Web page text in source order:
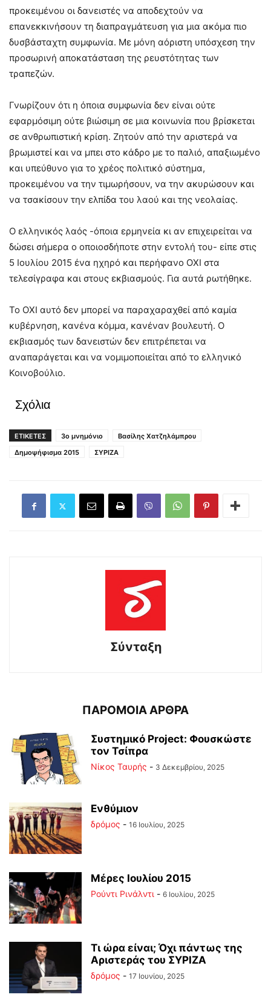
προκειμένου οι δανειστές να αποδεχτούν να
επανεκκινήσουν τη διαπραγμάτευση για μια ακόμα πιο
δυσβάσταχτη συμφωνία. Με μόνη αόριστη υπόσχεση την
προσωρινή αποκατάσταση της ρευστότητας των
τραπεζών.
Γνωρίζουν ότι η όποια συμφωνία δεν είναι ούτε
εφαρμόσιμη ούτε βιώσιμη σε μια κοινωνία που βρίσκεται
σε ανθρωπιστική κρίση. Ζητούν από την αριστερά να
βρωμιστεί και να μπει στο κάδρο με το παλιό, απαξιωμένο
και υπεύθυνο για το χρέος πολιτικό σύστημα,
προκειμένου να την τιμωρήσουν, να την ακυρώσουν και
να τσακίσουν την ελπίδα του λαού και της νεολαίας.
Ο ελληνικός λαός -όποια ερμηνεία κι αν επιχειρείται να
δώσει σήμερα ο οποιοσδήποτε στην εντολή του- είπε στις
5 Ιουλίου 2015 ένα ηχηρό και περήφανο ΟΧΙ στα
τελεσίγραφα και στους εκβιασμούς. Για αυτά ρωτήθηκε.
Το ΟΧΙ αυτό δεν μπορεί να παραχαραχθεί από καμία
κυβέρνηση, κανένα κόμμα, κανέναν βουλευτή. Ο
εκβιασμός των δανειστών δεν επιτρέπεται να
αναπαράγεται και να νομιμοποιείται από το ελληνικό
Κοινοβούλιο.
Σχόλια
ΕΤΙΚΕΤΕΣ 3ο μνημόνιο
Βασίλης Χατζηλάμπρου
Δημοψήφισμα 2015
ΣΥΡΙΖΑ
Σύνταξη
ΠΑΡΟΜΟΙΑ ΑΡΘΡΑ
Συστημικό Project: Φουσκώστε
τον Τσίπρα
Νίκος Ταυρής - 3 Δεκεμβρίου, 2025
Ενθύμιον
δρόμος - 16 Ιουλίου, 2025
Μέρες Ιουλίου 2015
Ρούντι Ρινάλντι - 6 Ιουλίου, 2025
Τι ώρα είναι; Όχι πάντως της
Αριστεράς του ΣΥΡΙΖΑ
δρόμος - 17 Ιουνίου, 2025